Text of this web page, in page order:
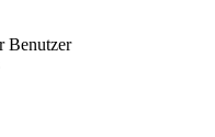
Benutzer